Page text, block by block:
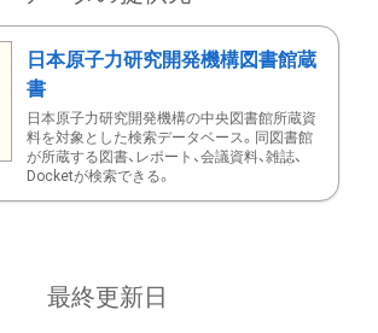
日本原子力研究開発機構図書館蔵
書
日本原子力研究開発機構の中央図書館所蔵資
料を対象とした検索データベース。同図書館
が所蔵する図書、レポート、会議資料、雑誌、
Docketが検索できる。
最終更新日